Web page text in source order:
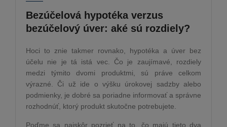
Bezúčelová hypotéka verzus
bezúčelový úver: aké sú rozdiely?
Hoci to znie takmer rovnako, hypotéka a úver bez
účelu nie je tá istá vec. Čo je zaujímavé, rozdiely
medzi týmito dvomi produktmi, sú práve celkom
výrazné. Či už ide o výšku úrokovej sadzby alebo
podmienky, je dobré sa poriadne informovať a správne
rozhodnúť, ktorý produkt skutočne potrebujete.
Poďme sa najskôr pozrieť na to, čo majú tieto dva